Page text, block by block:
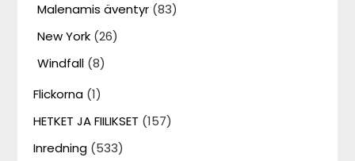
Malenamis äventyr (83)
New York (26)
Windfall (8)
Flickorna (1)
HETKET JA FIILIKSET (157)
Inredning (533)